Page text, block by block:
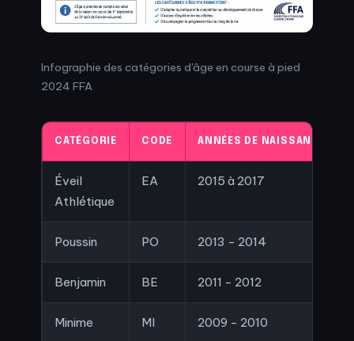
Infographie des catégories d'âge en course à pied
2024 FFA
CATÉGORIE CODE ANNÉES DE NAISSANCE
Éveil
Athlétique
EA 2015 à 2017
Poussin PO 2013 - 2014
Benjamin BE 2011 - 2012
Minime MI 2009 - 2010